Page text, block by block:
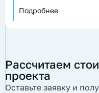
Подробнее
Рассчитаем
проекта
Оставьте заявку и